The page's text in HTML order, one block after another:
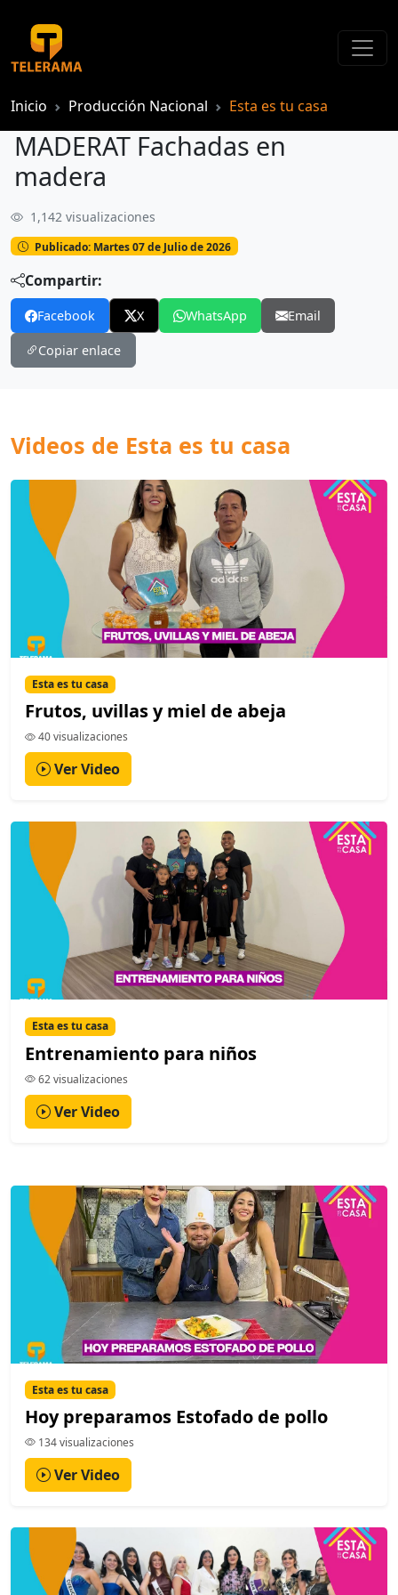
Inicio Producción Nacional Esta es tu casa
MADERAT Fachadas en
madera
MADERAT Fachadas en madera
1,142 visualizaciones
Publicado: Martes 07 de Julio de 2026
Compartir:
Facebook X WhatsApp Email
Copiar enlace
Videos de Esta es tu casa
Esta es tu casa
Frutos, uvillas y miel de abeja
40 visualizaciones
Ver Video
Esta es tu casa
Entrenamiento para niños
62 visualizaciones
Ver Video
Esta es tu casa
Hoy preparamos Estofado de pollo
134 visualizaciones
Ver Video